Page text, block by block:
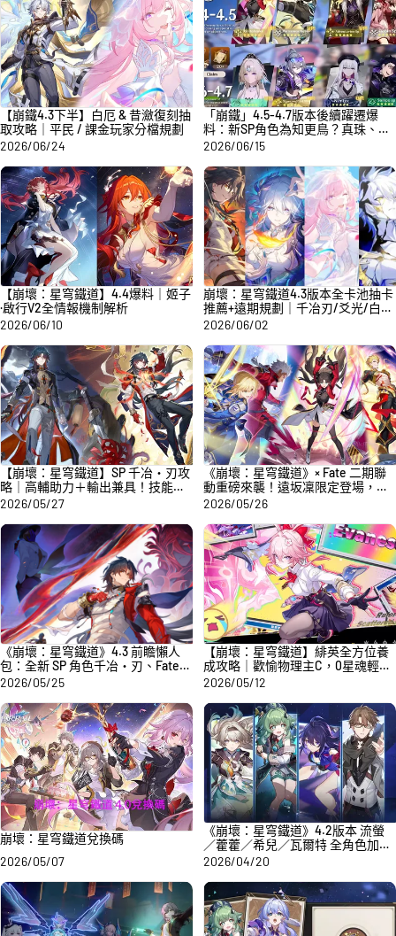
【崩鐵4.3下半】白厄 & 昔瀲復刻抽
取攻略｜平民 / 課金玩家分檔規劃
2026/06/24
「崩鐵」4.5-4.7版本後續躍遷爆
料：新SP角色為知更鳥？真珠、虛
照預計延期
2026/06/15
【崩壞：星穹鐵道】4.4爆料｜姬子
·啟行V2全情報機制解析
2026/06/10
崩壞：星穹鐵道4.3版本全卡池抽卡
推薦+遠期規劃｜千冶刃/爻光/白
厄/昔漣
2026/06/02
【崩壞：星穹鐵道】SP 千冶・刃攻
略｜高輔助力＋輸出兼具！技能解
讀、強度分析與抽取建議
2026/05/27
《崩壞：星穹鐵道》× Fate 二期聯
動重磅來襲！遠坂凜限定登場，五
星吉爾伽美什免費獲取
2026/05/26
《崩壞：星穹鐵道》4.3 前瞻懶人
包：全新 SP 角色千冶・刃、Fate
二期聯動與大量福利
2026/05/25
【崩壞：星穹鐵道】緋英全方位養
成攻略｜歡愉物理主C，0星魂輕鬆
通關指南崩壞：星穹鐵道緋英全方
也能輕鬆通關
2026/05/12
崩壞：星穹鐵道兌換碼
2026/05/07
《崩壞：星穹鐵道》4.2版本 流螢
／藿藿／希兒／瓦爾特 全角色加強
深度攻略
2026/04/20